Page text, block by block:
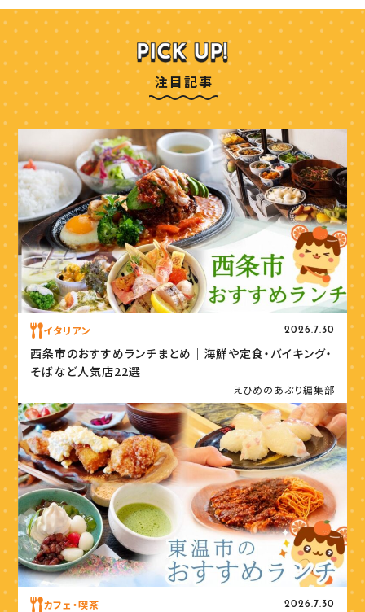
注目記事
イタリアン 2026.7.30
西条市のおすすめランチまとめ｜海鮮や定食・バイキング・
そばなど人気店22選
えひめのあぷり編集部
カフェ・喫茶 2026.7.30